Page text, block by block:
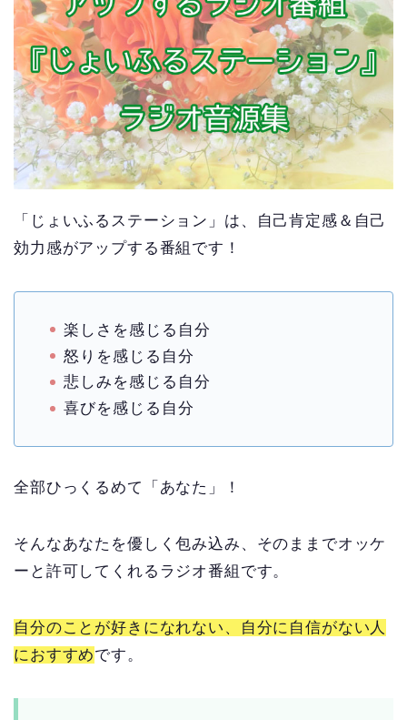
「じょいふるステーション」は、自己肯定感＆自己
効力感がアップする番組です！
楽しさを感じる自分
怒りを感じる自分
悲しみを感じる自分
喜びを感じる自分
全部ひっくるめて「あなた」！
そんなあなたを優しく包み込み、そのままでオッケ
ーと許可してくれるラジオ番組です。
自分のことが好きになれない、自分に自信がない人
におすすめです。